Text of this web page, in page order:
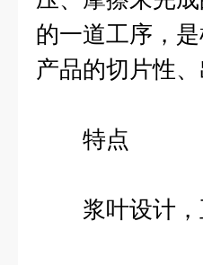
的一道工序，
产品的切片性
特点
浆叶设计，